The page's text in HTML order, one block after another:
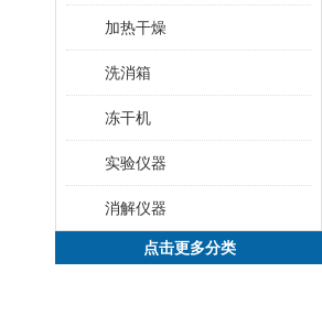
加热干燥
洗消箱
冻干机
实验仪器
消解仪器
点击更多分类